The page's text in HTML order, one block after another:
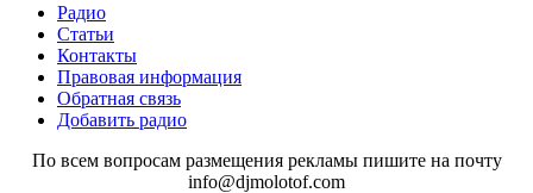
Радио
Статьи
Контакты
Правовая информация
Обратная связь
Добавить радио
По всем вопросам размещения рекламы пишите на почту
info@djmolotof.com